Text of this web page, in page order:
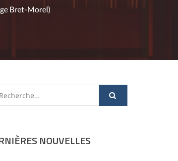
Bret-Morel)
NOUVELLES